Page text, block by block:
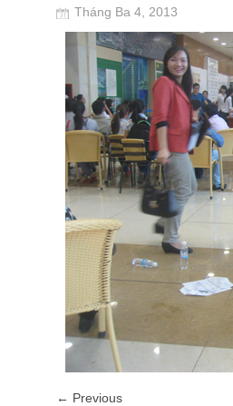
Tháng Ba 4, 2013
← Previous